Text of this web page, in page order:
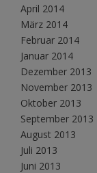
April 2014
März 2014
Februar 2014
Januar 2014
Dezember 2013
November 2013
Oktober 2013
September 2013
August 2013
Juli 2013
Juni 2013